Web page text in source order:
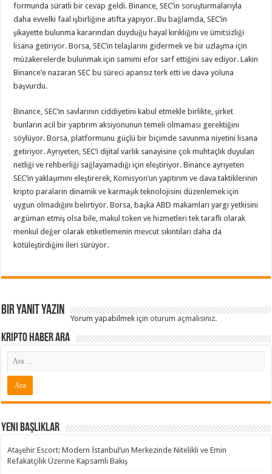
formunda süratli bir cevap geldi. Binance, SEC’in soruşturmalarıyla
daha evvelki faal işbirliğine atıfta yapıyor. Bu bağlamda, SEC’in
şikayette bulunma kararından duyduğu hayal kırıklığını ve ümitsizliği
lisana getiriyor. Borsa, SEC’in telaşlarını gidermek ve bir uzlaşma için
müzakerelerde bulunmak için samimi efor sarf ettiğini sav ediyor. Lakin
Binance’e nazaran SEC bu süreci apansız terk etti ve dava yoluna
başvurdu.
Binance, SEC’in savlarının ciddiyetini kabul etmekle birlikte, şirket
bunların acil bir yaptırım aksiyonunun temeli olmaması gerektiğini
söylüyor. Borsa, platformunu güçlü bir biçimde savunma niyetini lisana
getiriyor. Ayrıyeten, SEC’i dijital varlık sanayisine çok muhtaçlık duyulan
netliği ve rehberliği sağlayamadığı için eleştiriyor. Binance ayrıyeten
SEC’in yaklaşımını eleştirerek, Komisyon’un yaptırım ve dava taktiklerinin
kripto paraların dinamik ve karmaşık teknolojisini düzenlemek için
uygun olmadığını belirtiyor. Borsa, başka ABD makamları yargı yetkisini
argüman etmiş olsa bile, makul token ve hizmetleri tek taraflı olarak
menkul değer olarak etiketlemenin mevcut sıkıntıları daha da
kötüleştirdiğini ileri sürüyor.
Bir yanıt yazın
Yorum yapabilmek içinoturum açmalısınız.
Kripto Haber ARA
Yeni Başlıklar
Ataşehir Escort: Modern İstanbul’un Merkezinde Nitelikli ve Emin
Refakatçilik Üzerine Kapsamlı Bakış